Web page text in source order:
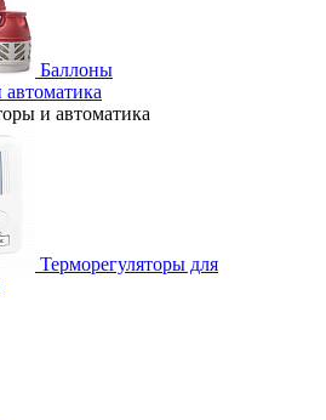
Баллоны
и автоматика
Терморегуляторы для